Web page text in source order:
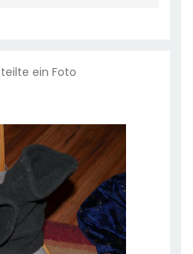
teilte ein Foto